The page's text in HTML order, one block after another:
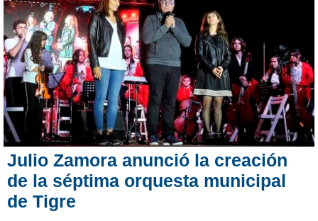
Julio Zamora anunció la creación
de la séptima orquesta municipal
de Tigre